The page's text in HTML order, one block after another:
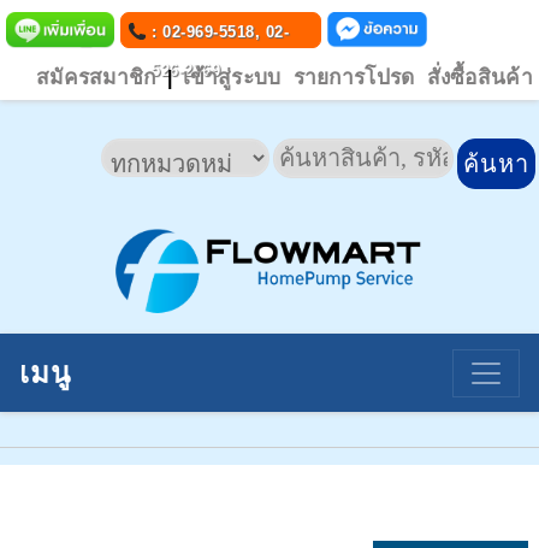
: 02-969-5518, 02-
526-2769
สมัครสมาชิก|เข้าสู่ระบบ รายการโปรด สั่งซื้อสินค้า
เมนู